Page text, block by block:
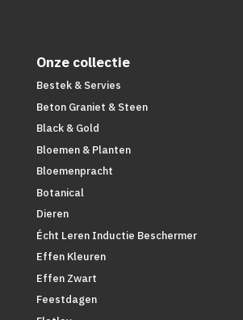
Onze collectie
Bestek & Servies
Beton Graniet & Steen
Black & Gold
Bloemen & Planten
Bloemenpracht
Botanical
Dieren
Écht Leren Inductie Beschermer
Effen Kleuren
Effen Zwart
Feestdagen